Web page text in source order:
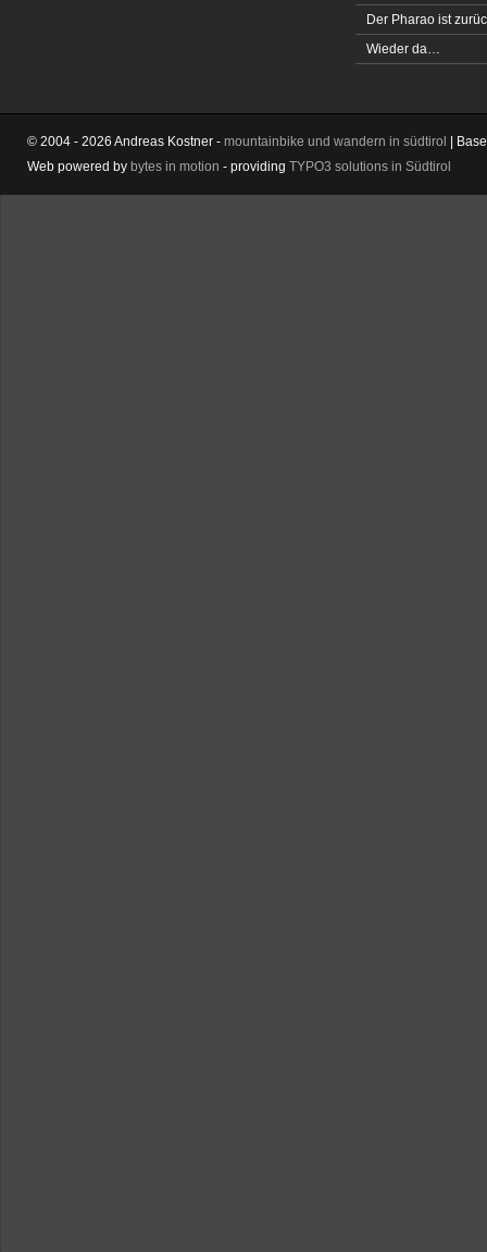
Der Pharao ist
Wieder da…
© 2004 - 2026 Andreas Kostner - mountainbike und wandern in südtirol |
Web powered by bytes in motion - providing TYPO3 solutions in Südtirol